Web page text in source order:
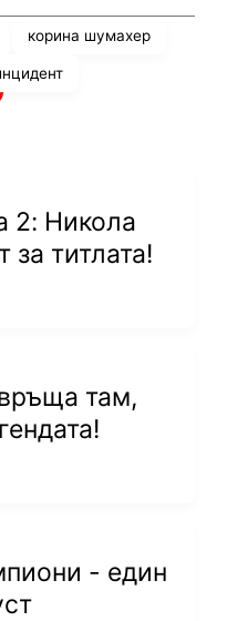
корина шумахер
2: Никола
титлата!
там,
- един